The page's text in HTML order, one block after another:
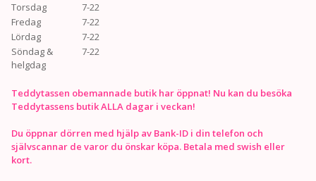
Torsdag
7-22
Fredag
7-22
Lördag
7-22
Söndag &
helgdag
7-22
Teddytassen obemannade butik har öppnat! Nu kan du besöka
Teddytassens butik ALLA dagar i veckan!
Du öppnar dörren med hjälp av Bank-ID i din telefon och
självscannar de varor du önskar köpa. Betala med swish eller
kort.